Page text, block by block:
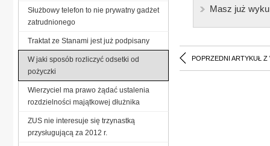
Masz już
POPRZEDNI ARTYKUŁ Z
Służbowy telefon to nie prywatny gadżet
zatrudnionego
Traktat ze Stanami jest już podpisany
W jaki sposób rozliczyć odsetki od
pożyczki
Wierzyciel ma prawo żądać ustalenia
rozdzielności majątkowej dłużnika
ZUS nie interesuje się trzynastką
przysługującą za 2012 r.